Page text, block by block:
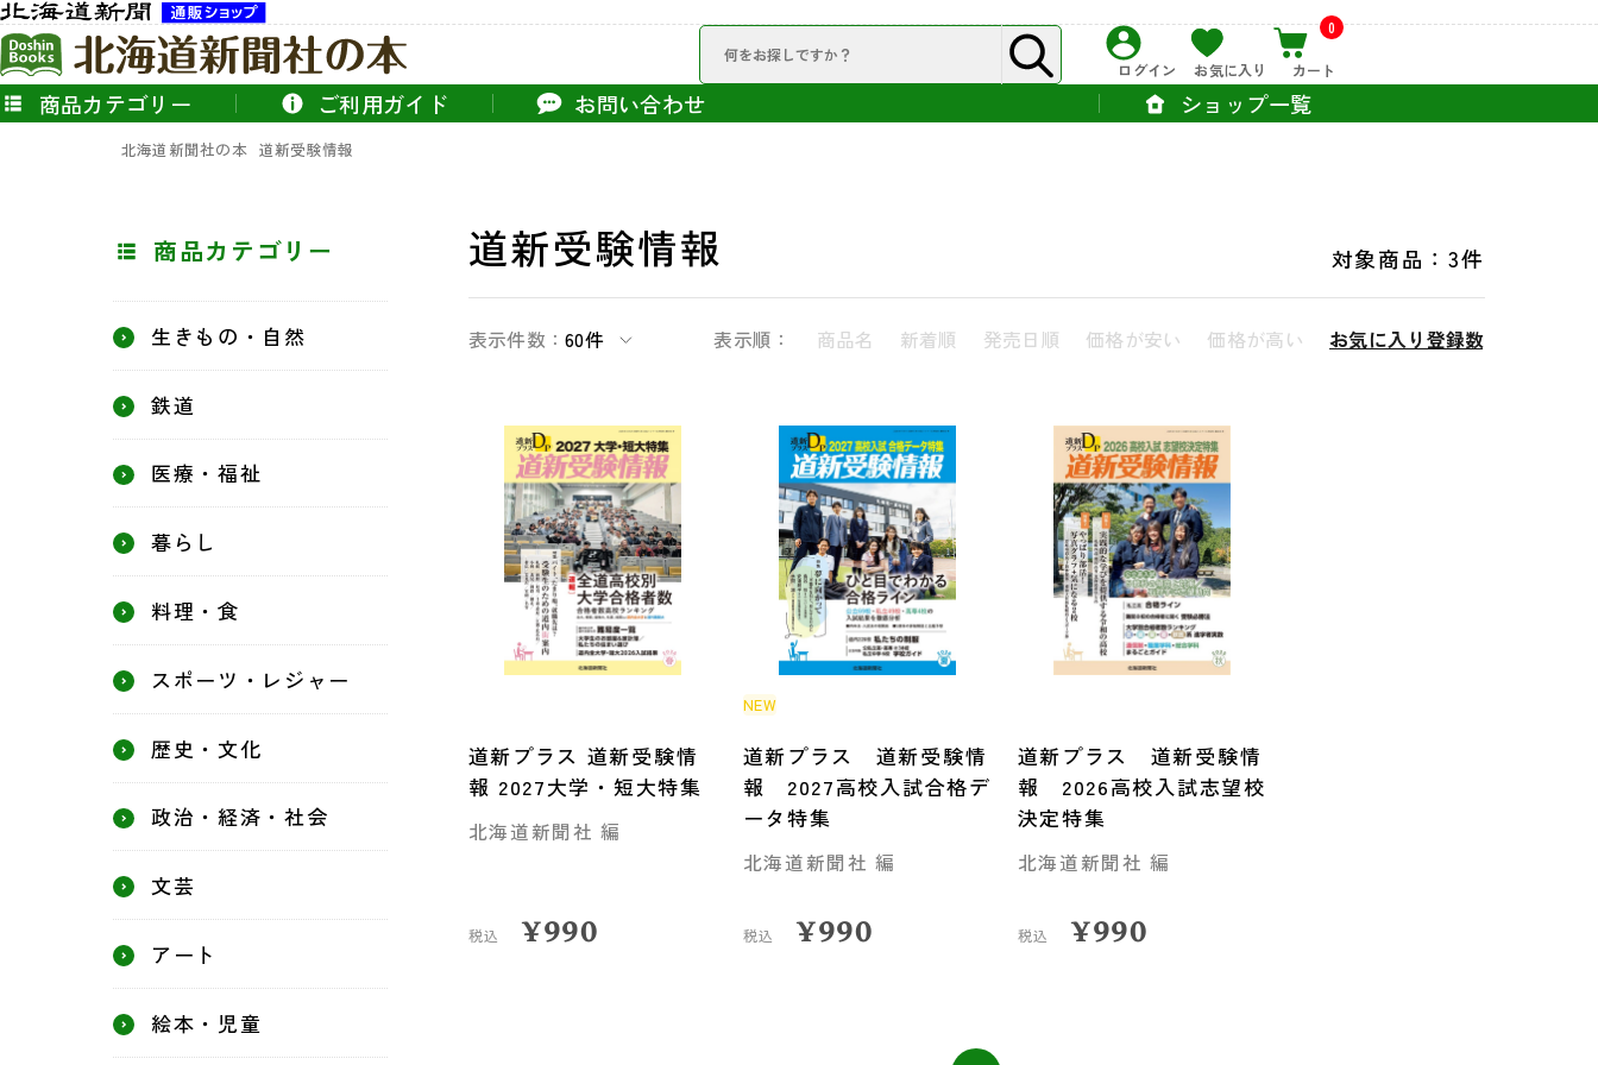
ログイン お気に入り
0
カート
商品カテゴリー ショップ一覧
ご利用ガイド お問い合わせ
北海道新聞社の本 道新受験情報
商品カテゴリー
生きもの・自然
鉄道
医療・福祉
暮らし
料理・食
スポーツ・レジャー
歴史・文化
政治・経済・社会
文芸
アート
絵本・児童
道新受験情報 対象商品：3件
表示件数：60件 表示順： 商品名 新着順 発売日順 価格が安い 価格が高い お気に入り登録数
道新プラス 道新受験情
報 2027大学・短大特集
北海道新聞社 編
税込 ¥990
NEW
道新プラス 道新受験情
報 2027高校入試合格デ
ータ特集
北海道新聞社 編
税込 ¥990
道新プラス 道新受験情
報 2026高校入試志望校
決定特集
北海道新聞社 編
税込 ¥990